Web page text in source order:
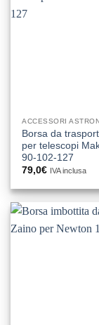
ACCESSORI
Borsa da
per telescopi
90-102-127
79,0€ IVA inclusa